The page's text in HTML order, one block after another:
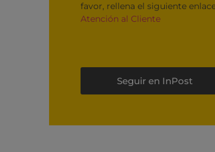
favor, rellena el siguiente
Atención al Cliente
Seguir en InPost